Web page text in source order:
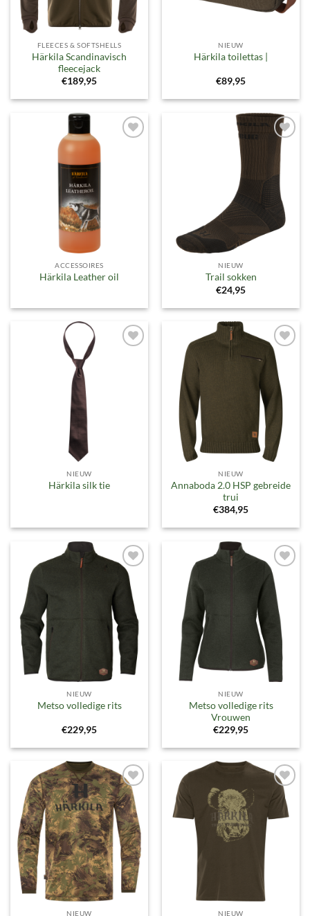
FLEECES & SOFTSHELLS
Härkila Scandinavisch
fleecejack
€189,95
NIEUW
Härkila toilettas |
€89,95
ACCESSOIRES
Härkila Leather oil
Toevoegen
NIEUW
Trail sokken
€24,95
NIEUW
Härkila silk tie
Toevoegen
aan
verlanglijst
NIEUW
Annaboda 2.0 HSP gebreide
trui
€384,95
Toevoegen
verlanglijst
NIEUW
Metso volledige rits
€229,95
Toevoegen
aan
verlanglijst
NIEUW
Metso volledige rits
Vrouwen
€229,95
Toevoegen
aan
verlanglijst
NIEUW
Toevoegen
verlanglijst
NIEUW